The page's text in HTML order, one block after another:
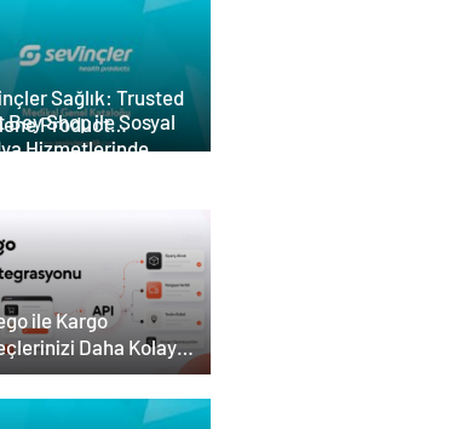
Sağlık: Trusted
Product
in Turkey
Bey Shop ile Sosyal
Hizmetlerinde
ile Kargo
Daha Kolay